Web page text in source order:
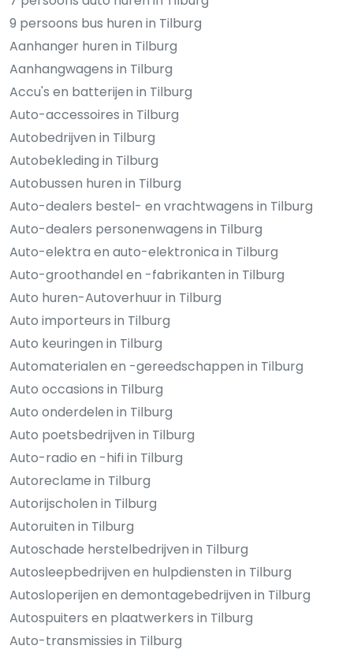
9 persoons bus huren in Tilburg
Aanhanger huren in Tilburg
Aanhangwagens in Tilburg
Accu's en batterijen in Tilburg
Auto-accessoires in Tilburg
Autobedrijven in Tilburg
Autobekleding in Tilburg
Autobussen huren in Tilburg
Auto-dealers bestel- en vrachtwagens in Tilburg
Auto-dealers personenwagens in Tilburg
Auto-elektra en auto-elektronica in Tilburg
Auto-groothandel en -fabrikanten in Tilburg
Auto huren-Autoverhuur in Tilburg
Auto importeurs in Tilburg
Auto keuringen in Tilburg
Automaterialen en -gereedschappen in Tilburg
Auto occasions in Tilburg
Auto onderdelen in Tilburg
Auto poetsbedrijven in Tilburg
Auto-radio en -hifi in Tilburg
Autoreclame in Tilburg
Autorijscholen in Tilburg
Autoruiten in Tilburg
Autoschade herstelbedrijven in Tilburg
Autosleepbedrijven en hulpdiensten in Tilburg
Autosloperijen en demontagebedrijven in Tilburg
Autospuiters en plaatwerkers in Tilburg
Auto-transmissies in Tilburg